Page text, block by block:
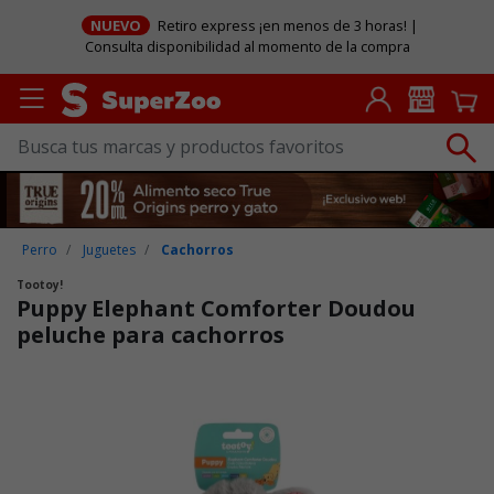
NUEVO
Retiro express ¡en menos de 3 horas! |
Consulta disponibilidad al momento de la compra
Perro Juguetes Cachorros
Tootoy!
Puppy Elephant Comforter Doudou
peluche para cachorros